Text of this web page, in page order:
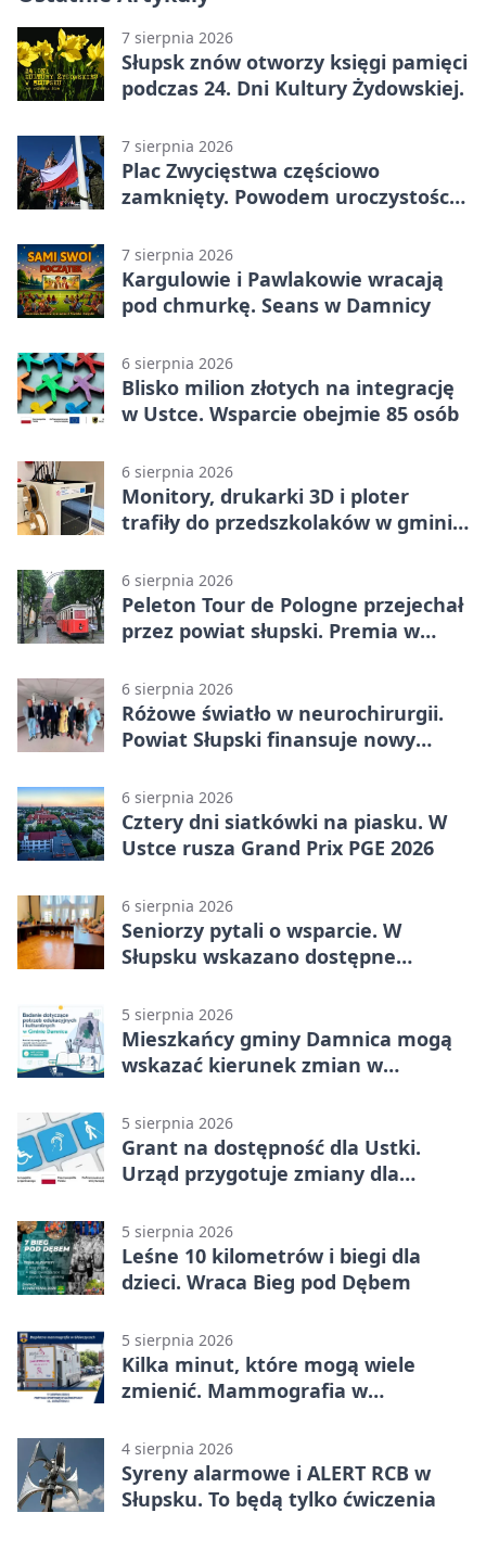
7 sierpnia 2026
Słupsk znów otworzy księgi pamięci
podczas 24. Dni Kultury Żydowskiej.
7 sierpnia 2026
Plac Zwycięstwa częściowo
zamknięty. Powodem uroczystości
7 sierpnia 2026
Kargulowie i Pawlakowie wracają
pod chmurkę. Seans w Damnicy
6 sierpnia 2026
Blisko milion złotych na integrację
w Ustce. Wsparcie obejmie 85 osób
6 sierpnia 2026
Monitory, drukarki 3D i ploter
trafiły do przedszkolaków w gminie
6 sierpnia 2026
Peleton Tour de Pologne przejechał
przez powiat słupski. Premia w
6 sierpnia 2026
Różowe światło w neurochirurgii.
Powiat Słupski finansuje nowy
6 sierpnia 2026
Cztery dni siatkówki na piasku. W
Ustce rusza Grand Prix PGE 2026
6 sierpnia 2026
Seniorzy pytali o wsparcie. W
Słupsku wskazano dostępne
5 sierpnia 2026
Mieszkańcy gminy Damnica mogą
wskazać kierunek zmian w
5 sierpnia 2026
Grant na dostępność dla Ustki.
Urząd przygotuje zmiany dla
5 sierpnia 2026
Leśne 10 kilometrów i biegi dla
dzieci. Wraca Bieg pod Dębem
5 sierpnia 2026
Kilka minut, które mogą wiele
zmienić. Mammografia w
4 sierpnia 2026
Syreny alarmowe i ALERT RCB w
Słupsku. To będą tylko ćwiczenia